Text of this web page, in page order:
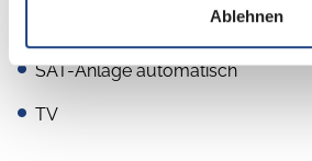
Ablehnen
SAT-Anlage automatisch
TV